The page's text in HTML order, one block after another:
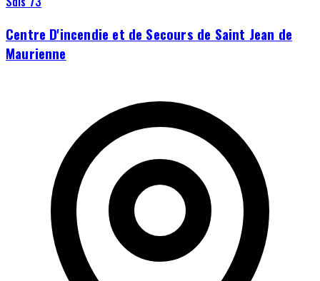
Centre D'incendie et de Secours de Saint Jean de
Maurienne